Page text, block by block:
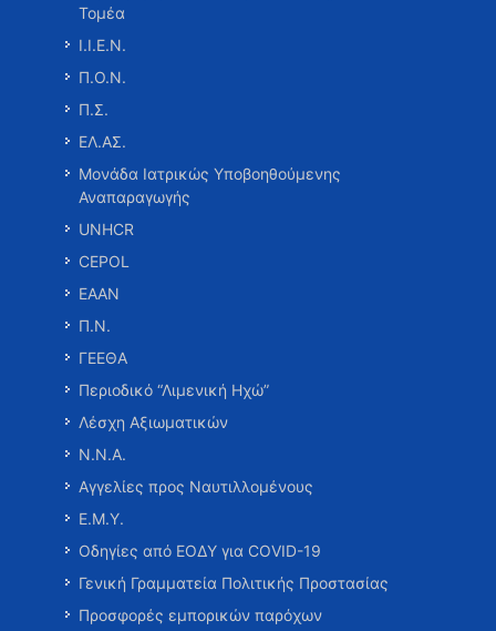
Τομέα
Ι.Ι.Ε.Ν.
Π.Ο.Ν.
Π.Σ.
ΕΛ.ΑΣ.
Μονάδα Ιατρικώς Υποβοηθούμενης
Αναπαραγωγής
UNHCR
CEPOL
ΕΑΑΝ
Π.Ν.
ΓΕΕΘΑ
Περιοδικό “Λιμενική Ηχώ”
Λέσχη Αξιωματικών
Ν.Ν.Α.
Αγγελίες προς Ναυτιλλομένους
Ε.Μ.Υ.
Οδηγίες από ΕΟΔΥ για COVID-19
Γενική Γραμματεία Πολιτικής Προστασίας
Προσφορές εμπορικών παρόχων